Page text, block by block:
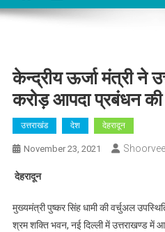
केन्द्रीय ऊर्जा मंत्री ने
करोड़ आपदा प्रबंधन की
उत्तराखंड देश देहरादून
November 23, 2021
देहरादून
मुख्यमंत्री पुष्कर सिंह धामी की वर्चुअल
श्रम शक्ति भवन, नई दिल्ली में उत्तराखण्ड में